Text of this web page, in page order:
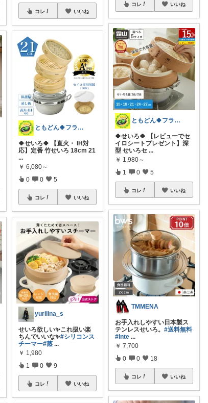
コレ いいね
ともどん🍀フライパン料理ある暮らし🍳
🍀せいろ🍀 【直火・ IH対
応】定番 竹せいろ 18cm 21
...
￥ 6,080～
0 0 5
コレ いいね
yuriiina_s
せいろ欲しい✨これ扱い楽
ちんでいいな✨#シリコンス
チーマー#蒸 ...
￥ 1,980
1 0 9
コレ いいね
コレ いいね
ともどん🍀フライパン料理ある暮らし🍳
🍀せいろ🍀 【レビューでセ
イロシートプレゼント】深
型 せいろセ ...
￥ 1,980～
1 0 5
コレ いいね
TMMENA
お手入れしやすい日本製ス
テンレスせいろ。#送料無料
#Inte ...
￥ 7,700
0 0 18
コレ いいね